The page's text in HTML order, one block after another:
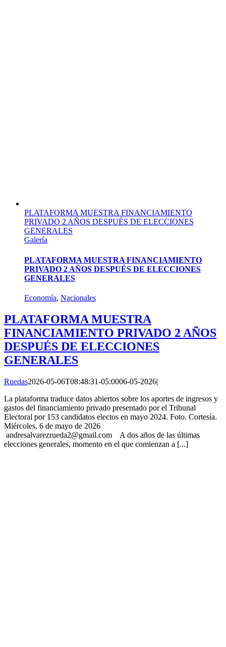
PLATAFORMA MUESTRA FINANCIAMIENTO
PRIVADO 2 AÑOS DESPUÉS DE ELECCIONES
GENERALES
Galería
PLATAFORMA MUESTRA FINANCIAMIENTO
PRIVADO 2 AÑOS DESPUÉS DE ELECCIONES
GENERALES
Economía, Nacionales
PLATAFORMA MUESTRA
FINANCIAMIENTO PRIVADO 2 AÑOS
DESPUÉS DE ELECCIONES
GENERALES
Ruedas2026-05-06T08:48:31-05:0006-05-2026|
La plataforma traduce datos abiertos sobre los aportes de ingresos y
gastos del financiamiento privado presentado por el Tribunal
Electoral por 153 candidatos electos en mayo 2024. Foto. Cortesía.
Miércoles, 6 de mayo de 2026
andresalvarezrueda2@gmail.com A dos años de las últimas
elecciones generales, momento en el que comienzan a [...]